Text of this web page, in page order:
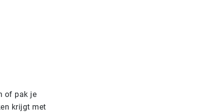
of pak je
krijgt met